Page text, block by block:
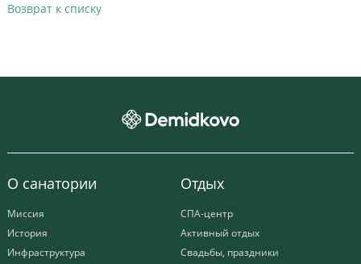
Возврат к списку
О санатории
Миссия
История
Инфраструктура
Отдых
СПА-центр
Активный отдых
Свадьбы, праздники